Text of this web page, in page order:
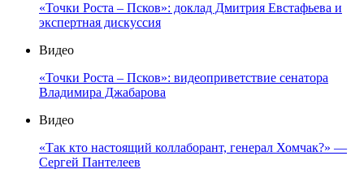
«Точки Роста – Псков»: доклад Дмитрия Евстафьева и
экспертная дискуссия
Видео
«Точки Роста – Псков»: видеоприветствие сенатора
Владимира Джабарова
Видео
«Так кто настоящий коллаборант, генерал Хомчак?» —
Сергей Пантелеев